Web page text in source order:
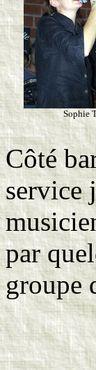
Sophie
Côté
service
par
groupe